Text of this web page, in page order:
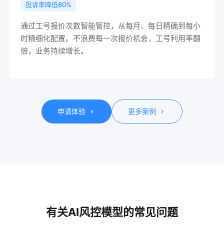
投诉率降低80%
通过工号报价次数智能管控，从每月、每日精确到每小
时精细化配置。不浪费每一次报价机会，工号利用率翻
倍，业务持续增长。
申请体验 更多案例
有关AI风控模型的常见问题